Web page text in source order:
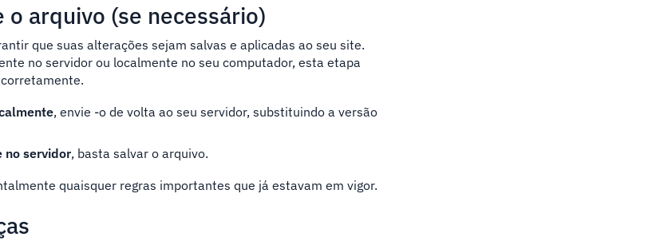
o arquivo (se necessário)
que suas alterações sejam salvas e aplicadas ao seu site.
no servidor ou localmente no seu computador, esta etapa
, envie -o de volta ao seu servidor, substituindo a versão
no servidor, basta salvar o arquivo.
quaisquer regras importantes que já estavam em vigor.